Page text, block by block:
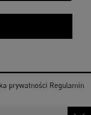
prywatności Regulamin